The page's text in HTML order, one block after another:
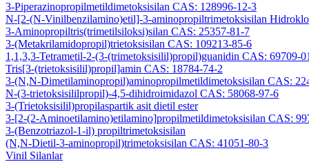
3-Piperazinopropilmetildimetoksisilan CAS: 128996-12-3
N-[2-(N-Vinilbenzilamino)etil]-3-aminopropiltrimetoksisilan
3-Aminopropiltris(trimetilsiloksi)silan CAS: 25357-81-7
3-(Metakrilamidopropil)trietoksisilan CAS: 109213-85-6
1,1,3,3-Tetrametil-2-(3-(trimetoksisilil)propil)guanidin CAS: 69709-
Tris[3-(trietoksisilil)propil]amin CAS: 18784-74-2
3-(N,N-Dimetilaminopropil)aminopropilmetildimetoksisilan CAS:
N-(3-trietoksisililpropil)-4,5-dihidroimidazol CAS: 58068-97-6
3-(Trietoksisilil)propilaspartik asit dietil ester
3-[2-(2-Aminoetilamino)etilamino]propilmetildimetoksisilan CAS:
3-(Benzotriazol-1-il) propiltrimetoksisilan
(N,N-Dietil-3-aminopropil)trimetoksisilan CAS: 41051-80-3
Vinil Silanlar